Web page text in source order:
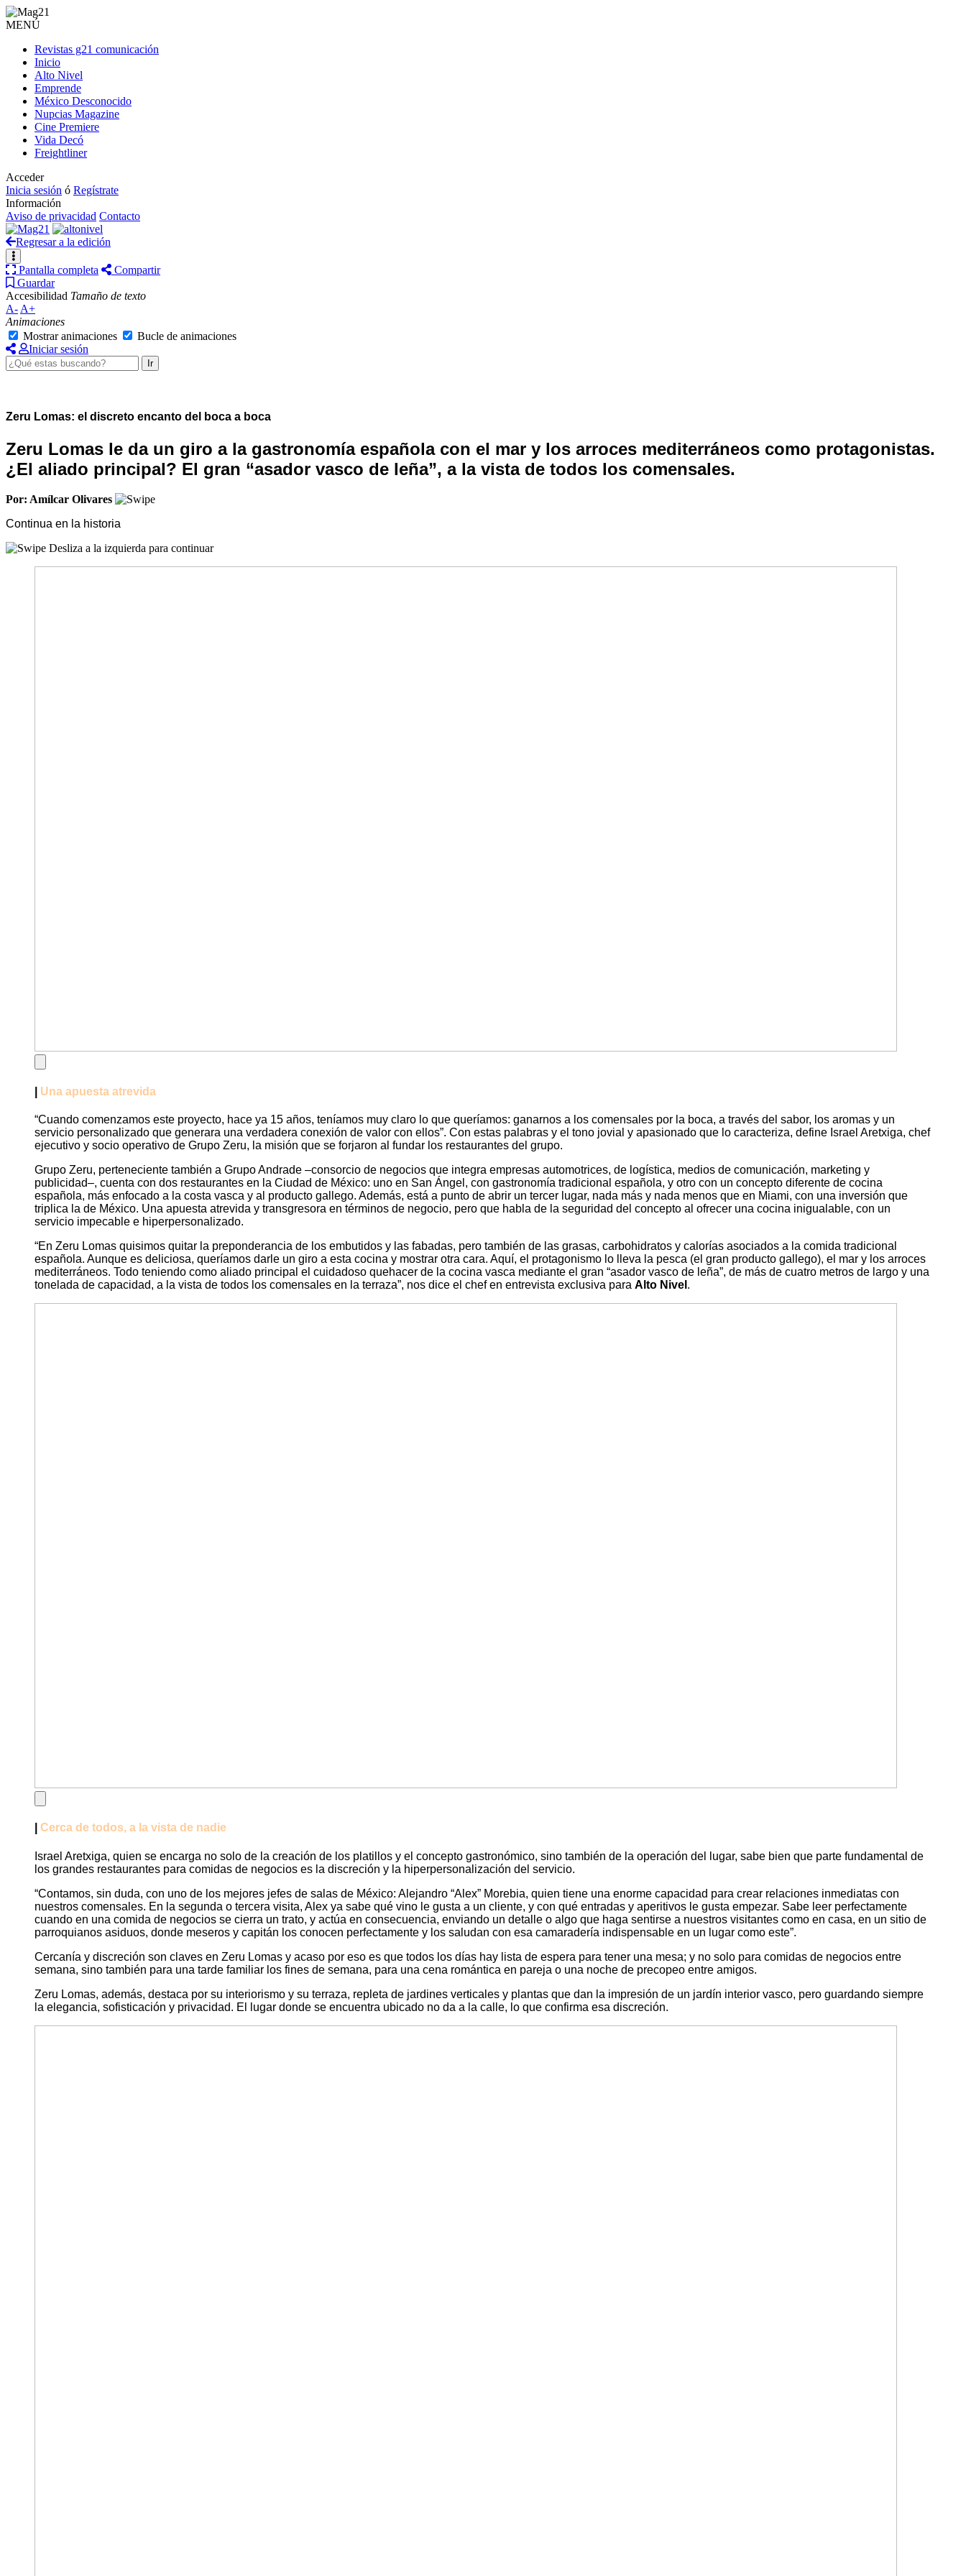
MENÚ
Revistas g21 comunicación
Inicio
Alto Nivel
Emprende
México Desconocido
Nupcias Magazine
Cine Premiere
Vida Decó
Freightliner
Acceder
Inicia sesión ó Regístrate
Información
Aviso de privacidad Contacto
Regresar a la edición
Pantalla completa
Compartir
Guardar
Accesibilidad Tamaño de texto
A- A+
Animaciones
Mostrar animaciones
Bucle de animaciones
Iniciar sesión
Ir
Zeru Lomas: el discreto encanto del boca a boca
Zeru Lomas le da un giro a la gastronomía española con el mar y los arroces mediterráneos como protagonistas.
¿El aliado principal? El gran “asador vasco de leña”, a la vista de todos los comensales.
Por: Amílcar Olivares
Continua en la historia
Desliza a la izquierda para continuar
Una apuesta atrevida
“Cuando comenzamos este proyecto, hace ya 15 años, teníamos muy claro lo que queríamos: ganarnos a los comensales por la boca, a través del sabor, los aromas y un
servicio personalizado que generara una verdadera conexión de valor con ellos”. Con estas palabras y el tono jovial y apasionado que lo caracteriza, define Israel Aretxiga, chef
ejecutivo y socio operativo de Grupo Zeru, la misión que se forjaron al fundar los restaurantes del grupo.
Grupo Zeru, perteneciente también a Grupo Andrade –consorcio de negocios que integra empresas automotrices, de logística, medios de comunicación, marketing y
publicidad–, cuenta con dos restaurantes en la Ciudad de México: uno en San Ángel, con gastronomía tradicional española, y otro con un concepto diferente de cocina
española, más enfocado a la costa vasca y al producto gallego. Además, está a punto de abrir un tercer lugar, nada más y nada menos que en Miami, con una inversión que
triplica la de México. Una apuesta atrevida y transgresora en términos de negocio, pero que habla de la seguridad del concepto al ofrecer una cocina inigualable, con un
servicio impecable e hiperpersonalizado.
“En Zeru Lomas quisimos quitar la preponderancia de los embutidos y las fabadas, pero también de las grasas, carbohidratos y calorías asociados a la comida tradicional
española. Aunque es deliciosa, queríamos darle un giro a esta cocina y mostrar otra cara. Aquí, el protagonismo lo lleva la pesca (el gran producto gallego), el mar y los arroces
mediterráneos. Todo teniendo como aliado principal el cuidadoso quehacer de la cocina vasca mediante el gran “asador vasco de leña”, de más de cuatro metros de largo y una
tonelada de capacidad, a la vista de todos los comensales en la terraza”, nos dice el chef en entrevista exclusiva para Alto Nivel .
Cerca de todos, a la vista de nadie
Israel Aretxiga, quien se encarga no solo de la creación de los platillos y el concepto gastronómico, sino también de la operación del lugar, sabe bien que parte fundamental de
los grandes restaurantes para comidas de negocios es la discreción y la hiperpersonalización del servicio.
“Contamos, sin duda, con uno de los mejores jefes de salas de México: Alejandro “Alex” Morebia, quien tiene una enorme capacidad para crear relaciones inmediatas con
nuestros comensales. En la segunda o tercera visita, Alex ya sabe qué vino le gusta a un cliente, y con qué entradas y aperitivos le gusta empezar. Sabe leer perfectamente
cuando en una comida de negocios se cierra un trato, y actúa en consecuencia, enviando un detalle o algo que haga sentirse a nuestros visitantes como en casa, en un sitio de
parroquianos asiduos, donde meseros y capitán los conocen perfectamente y los saludan con esa camaradería indispensable en un lugar como este”.
Cercanía y discreción son claves en Zeru Lomas y acaso por eso es que todos los días hay lista de espera para tener una mesa; y no solo para comidas de negocios entre
semana, sino también para una tarde familiar los fines de semana, para una cena romántica en pareja o una noche de precopeo entre amigos.
Zeru Lomas, además, destaca por su interiorismo y su terraza, repleta de jardines verticales y plantas que dan la impresión de un jardín interior vasco, pero guardando siempre
la elegancia, sofisticación y privacidad. El lugar donde se encuentra ubicado no da a la calle, lo que confirma esa discreción.